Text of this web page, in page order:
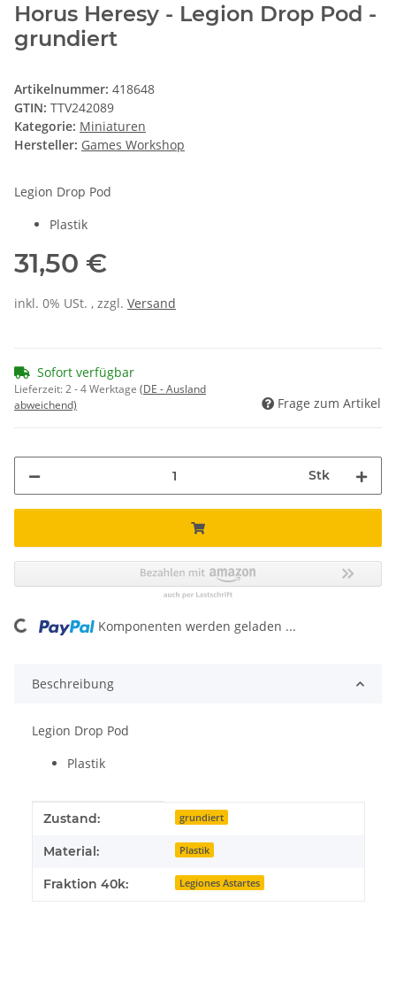
Horus Heresy - Legion Drop Pod -
grundiert
Artikelnummer: 418648
GTIN: TTV242089
Kategorie: Miniaturen
Hersteller: Games Workshop
Legion Drop Pod
Plastik
31,50 €
inkl. 0% USt. , zzgl. Versand
Sofort verfügbar
Lieferzeit:2 - 4 Werktage (DE - Ausland
abweichend)
Frage zum Artikel
Stk
Loading... Komponenten werden geladen ...
Beschreibung
Legion Drop Pod
Plastik
Produkteigenschaft
Wert
Zustand: grundiert
Material: Plastik
Fraktion 40k: Legiones Astartes